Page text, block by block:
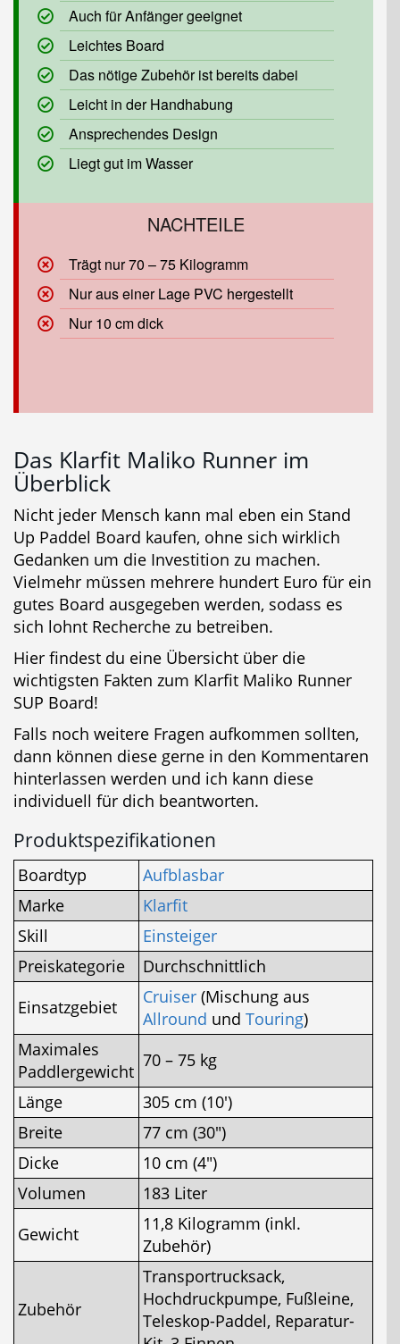
Auch für Anfänger geeignet
Leichtes Board
Das nötige Zubehör ist bereits dabei
Leicht in der Handhabung
Ansprechendes Design
Liegt gut im Wasser
Trägt nur 70 – 75 Kilogramm
Nur aus einer Lage PVC hergestellt
Nur 10 cm dick
Das Klarfit Maliko Runner im
Überblick
Nicht jeder Mensch kann mal eben ein Stand
Up Paddel Board kaufen, ohne sich wirklich
Gedanken um die Investition zu machen.
Vielmehr müssen mehrere hundert Euro für ein
gutes Board ausgegeben werden, sodass es
sich lohnt Recherche zu betreiben.
Hier findest du eine Übersicht über die
wichtigsten Fakten zum Klarfit Maliko Runner
SUP Board!
Falls noch weitere Fragen aufkommen sollten,
dann können diese gerne in den Kommentaren
hinterlassen werden und ich kann diese
individuell für dich beantworten.
Produktspezifikationen
Boardtyp
Aufblasbar
Marke
Klarfit
Skill
Einsteiger
Preiskategorie
Durchschnittlich
Einsatzgebiet
Cruiser (Mischung aus
Allround undTouring)
Maximales
Paddlergewicht
70 – 75 kg
Länge
305 cm (10′)
Breite
77 cm (30″)
Dicke
10 cm (4″)
Volumen
183 Liter
Gewicht
11,8 Kilogramm (inkl.
Zubehör)
Zubehör
Transportrucksack,
Hochdruckpumpe, Fußleine,
Teleskop-Paddel, Reparatur-